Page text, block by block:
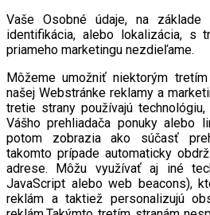
Vaše Osobné údaje, na
identifikácia, alebo lokalizácia, s
priameho marketingu nezdieľame.
Môžeme umožniť niektorým
našej Webstránke reklamy a
tretie strany používajú
Vášho prehliadača ponuky alebo
potom zobrazia ako súčasť
takomto prípade automaticky
adrese. Môžu využívať aj iné
JavaScript alebo web beacons),
reklám a taktiež personalizujú